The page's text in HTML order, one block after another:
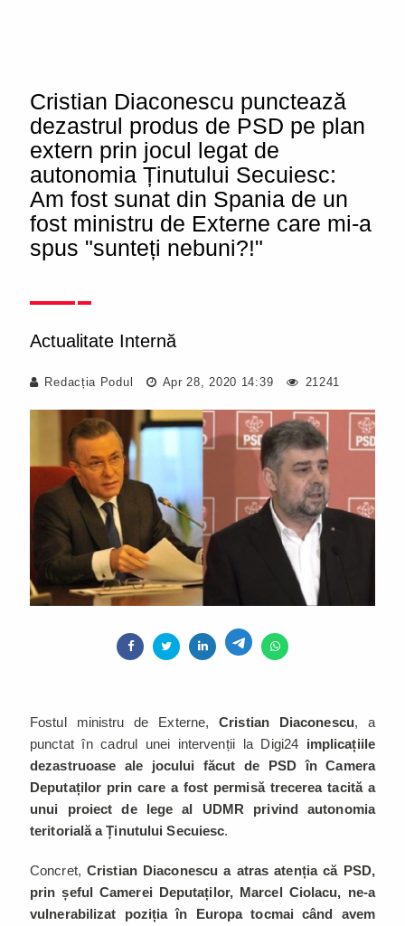
Cristian Diaconescu punctează
dezastrul produs de PSD pe plan
extern prin jocul legat de
autonomia Ținutului Secuiesc:
Am fost sunat din Spania de un
fost ministru de Externe care mi-a
spus "sunteți nebuni?!"
Actualitate Internă
Redacția Podul Apr 28, 2020 14:39 21241
Fostul ministru de Externe,Cristian Diaconescu, a
punctat în cadrul unei intervenții la Digi24 implicațiile
dezastruoase ale jocului făcut de PSD în Camera
Deputaților prin care a fost permisă trecerea tacită a
unui proiect de lege al UDMR privind autonomia
teritorială a Ținutului Secuiesc.
Concret, Cristian Diaconescu a atras atenția că PSD,
prin șeful Camerei Deputaților, Marcel Ciolacu, ne-a
vulnerabilizat poziția în Europa tocmai când avem